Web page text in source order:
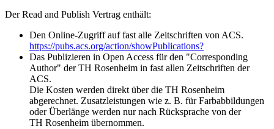
Der Read and Publish Vertrag enthält:
Den Online-Zugriff auf fast alle Zeitschriften von ACS.
https://pubs.acs.org/action/showPublications?
Das Publizieren in Open Access für den "Corresponding
Author" der TH Rosenheim in fast allen Zeitschriften der
ACS.
Die Kosten werden direkt über die TH Rosenheim
abgerechnet. Zusatzleistungen wie z. B. für Farbabbildungen
oder Überlänge werden nur nach Rücksprache von der
TH Rosenheim übernommen.